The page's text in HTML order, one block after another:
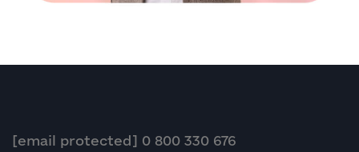
[email protected] 0 800 330 676